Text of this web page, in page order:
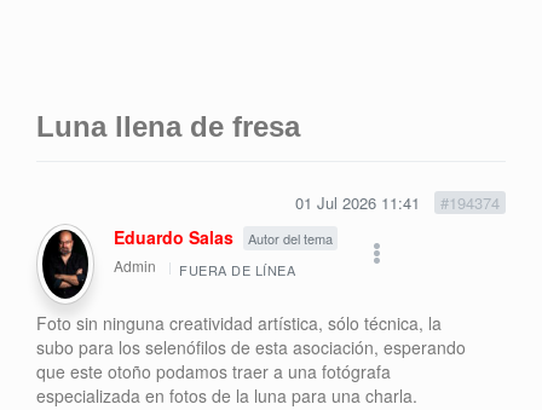
Luna llena de fresa
01 Jul 2026 11:41 #194374
Eduardo Salas Autor del tema
Admin FUERA DE LÍNEA
Foto sin ninguna creatividad artística, sólo técnica, la
subo para los selenófilos de esta asociación, esperando
que este otoño podamos traer a una fotógrafa
especializada en fotos de la luna para una charla.